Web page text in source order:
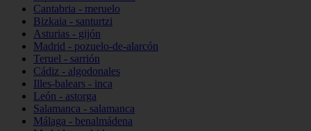
Cantabria - meruelo
Bizkaia - santurtzi
Asturias - gijón
Madrid - pozuelo-de-alarcón
Teruel - sarrión
Cádiz - algodonales
Illes-balears - inca
León - astorga
Salamanca - salamanca
Málaga - benalmádena